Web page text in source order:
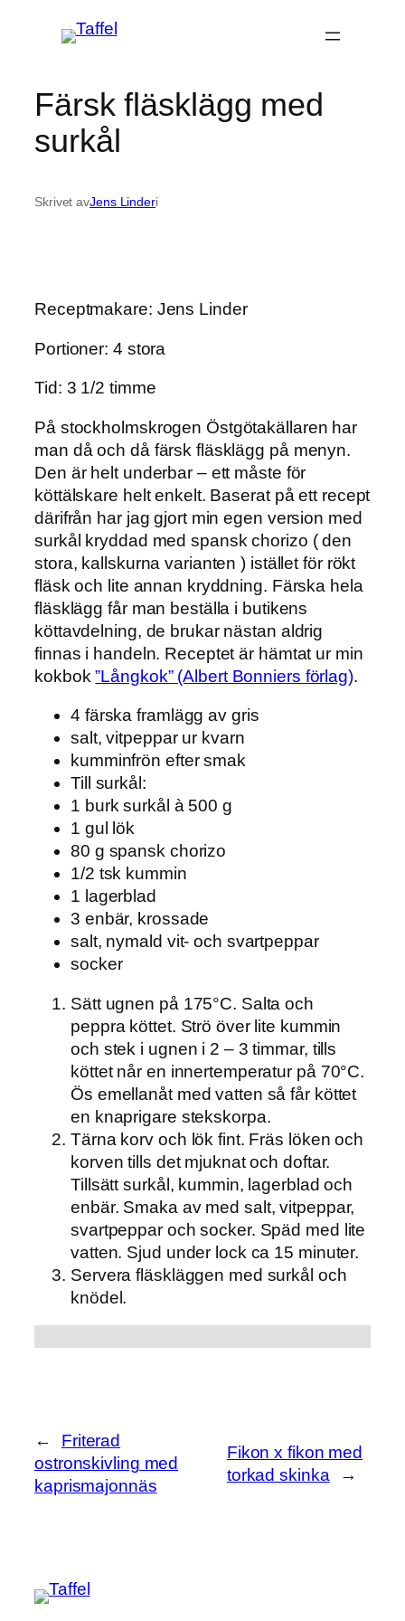
Färsk fläsklägg med
surkål
Skrivet avJens Linderi
Receptmakare: Jens Linder
Portioner: 4 stora
Tid: 3 1/2 timme
På stockholmskrogen Östgötakällaren har
man då och då färsk fläsklägg på menyn.
Den är helt underbar – ett måste för
köttälskare helt enkelt. Baserat på ett recept
därifrån har jag gjort min egen version med
surkål kryddad med spansk chorizo ( den
stora, kallskurna varianten ) istället för rökt
fläsk och lite annan kryddning. Färska hela
fläsklägg får man beställa i butikens
köttavdelning, de brukar nästan aldrig
finnas i handeln. Receptet är hämtat ur min
kokbok”Långkok” (Albert Bonniers förlag).
4 färska framlägg av gris
salt, vitpeppar ur kvarn
kumminfrön efter smak
Till surkål:
1 burk surkål à 500 g
1 gul lök
80 g spansk chorizo
1/2 tsk kummin
1 lagerblad
3 enbär, krossade
salt, nymald vit- och svartpeppar
socker
Sätt ugnen på 175°C. Salta och
peppra köttet. Strö över lite kummin
och stek i ugnen i 2 – 3 timmar, tills
köttet når en innertemperatur på 70°C.
Ös emellanåt med vatten så får köttet
en knaprigare stekskorpa.
Tärna korv och lök fint. Fräs löken och
korven tills det mjuknat och doftar.
Tillsätt surkål, kummin, lagerblad och
enbär. Smaka av med salt, vitpeppar,
svartpeppar och socker. Späd med lite
vatten. Sjud under lock ca 15 minuter.
Servera fläskläggen med surkål och
knödel.
←
Friterad
ostronskivling med
kaprismajonnäs
Fikon x fikon med
torkad skinka
→